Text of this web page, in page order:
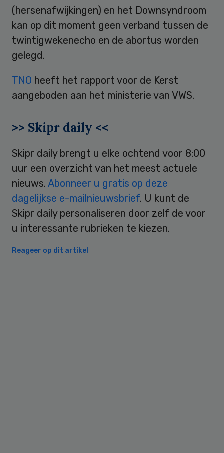
(hersenafwijkingen) en het Downsyndroom
kan op dit moment geen verband tussen de
twintigwekenecho en de abortus worden
gelegd.
TNO heeft het rapport voor de Kerst
aangeboden aan het ministerie van VWS.
>> Skipr daily <<
Skipr daily brengt u elke ochtend voor 8:00
uur een overzicht van het meest actuele
nieuws. Abonneer u gratis op deze
dagelijkse e-mailnieuwsbrief. U kunt de
Skipr daily personaliseren door zelf de voor
u interessante rubrieken te kiezen.
Reageer op dit artikel